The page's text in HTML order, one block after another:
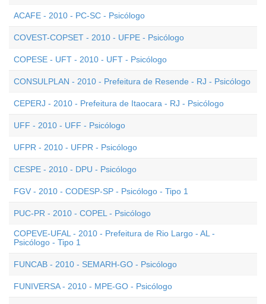
ACAFE - 2010 - PC-SC - Psicólogo
COVEST-COPSET - 2010 - UFPE - Psicólogo
COPESE - UFT - 2010 - UFT - Psicólogo
CONSULPLAN - 2010 - Prefeitura de Resende - RJ - Psicólogo
CEPERJ - 2010 - Prefeitura de Itaocara - RJ - Psicólogo
UFF - 2010 - UFF - Psicólogo
UFPR - 2010 - UFPR - Psicólogo
CESPE - 2010 - DPU - Psicólogo
FGV - 2010 - CODESP-SP - Psicólogo - Tipo 1
PUC-PR - 2010 - COPEL - Psicólogo
COPEVE-UFAL - 2010 - Prefeitura de Rio Largo - AL -
Psicólogo - Tipo 1
FUNCAB - 2010 - SEMARH-GO - Psicólogo
FUNIVERSA - 2010 - MPE-GO - Psicólogo